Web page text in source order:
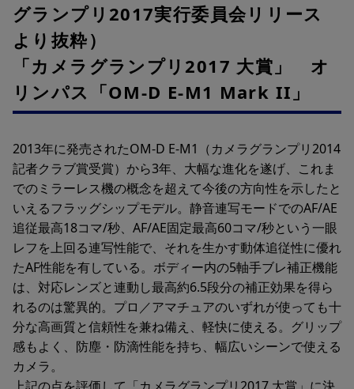
グランプリ2017実行委員会リリース
より抜粋）
「カメラグランプリ2017 大賞」 オ
リンパス「OM-D E-M1 Mark II」
2013年に発売されたOM-D E-M1（カメラグランプリ2014
記者クラブ賞受賞）から3年、大幅な進化を遂げ、これま
でのミラーレス機の概念を超えて今後の方向性を示したと
いえるフラッグシップモデル。静音連写モードでのAF/AE
追従最高18コマ/秒、AF/AE固定最高60コマ/秒という一眼
レフを上回る連写性能で、それを生かす動体追従性に優れ
たAF性能を有している。ボディー内の5軸手ブレ補正機能
は、対応レンズと連動し最高約6.5段分の補正効果を得ら
れるのは驚異的。プロ／アマチュアのいずれが使っても十
分な高画質と信頼性を兼ね備え、軽快に使える。グリップ
感もよく、防塵・防滴性能を持ち、幅広いシーンで使える
カメラ。